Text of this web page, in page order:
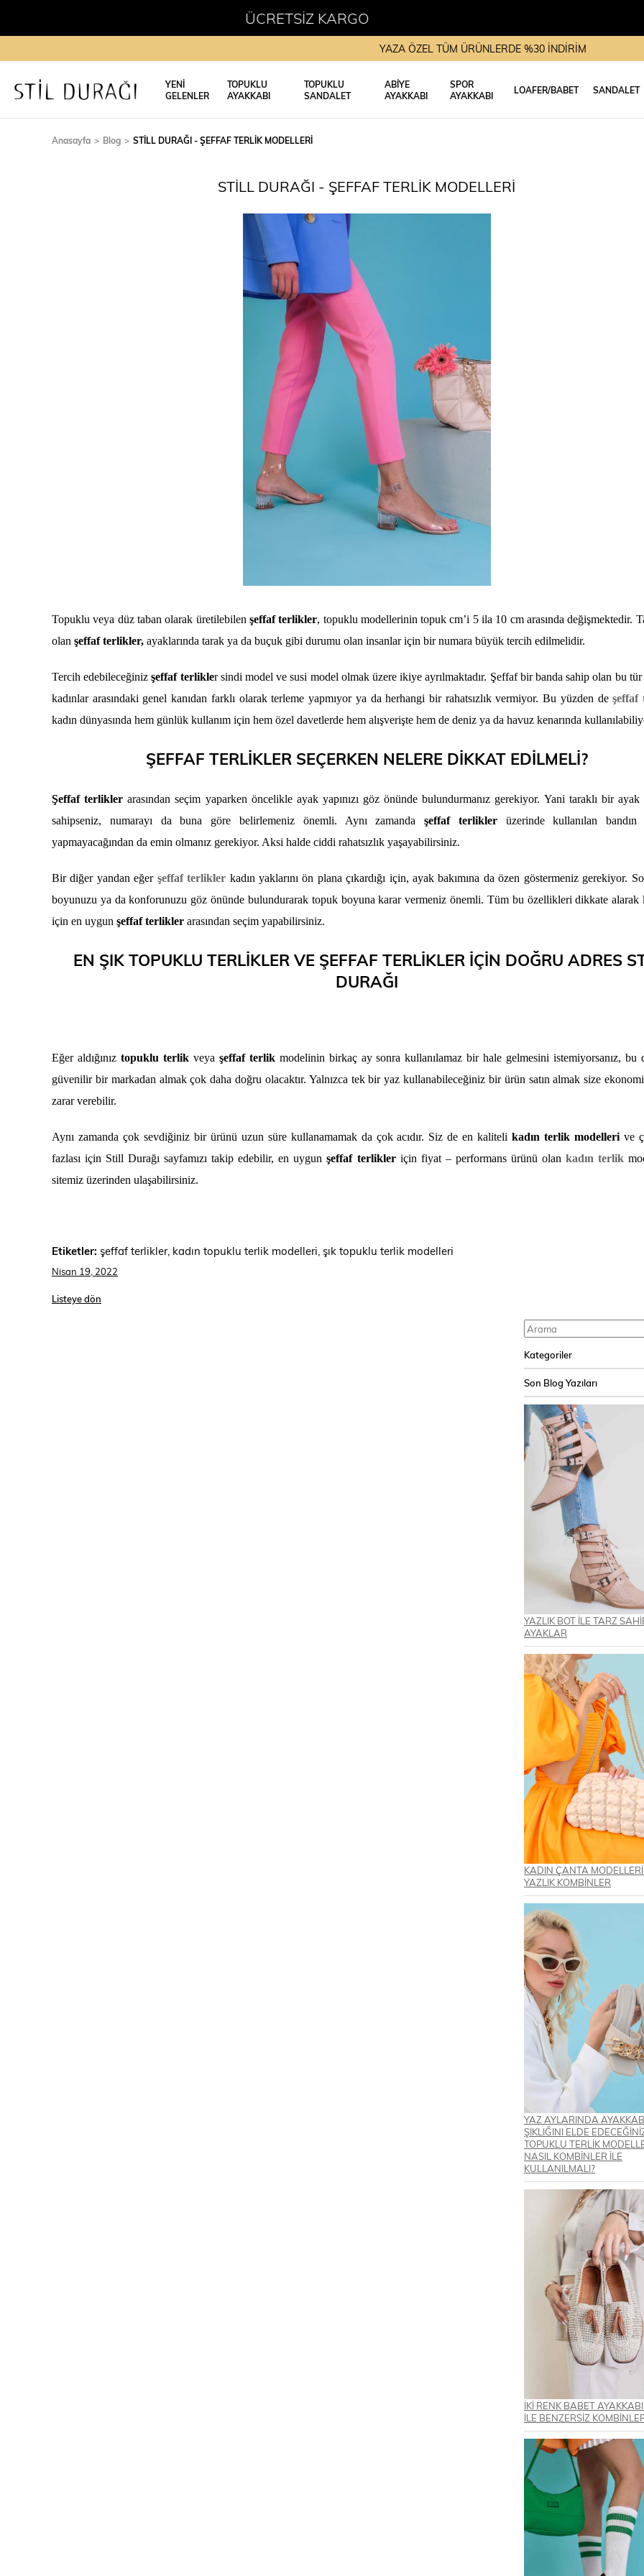
ÜCRETSİZ KARGO
YAZA ÖZEL TÜM ÜRÜNLERDE %30 İNDİRİM
YENİ
GELENLER
TOPUKLU
AYAKKABI
TOPUKLU
SANDALET
ABİYE
AYAKKABI
SPOR
AYAKKABI
LOAFER/BABET SANDALET
Anasayfa Blog STİLL DURAĞI - ŞEFFAF TERLİK MODELLERİ
STİLL DURAĞI - ŞEFFAF TERLİK MODELLERİ
Topuklu veya düz taban olarak üretilebilen şeffaf terlikler, topuklu modellerinin topuk cm’i 5 ila 10 cm arasında değişmektedir.
olan şeffaf terlikler, ayaklarında tarak ya da buçuk gibi durumu olan insanlar için bir numara büyük tercih edilmelidir.
Tercih edebileceğinizşeffaf terlikler sindi model ve susi model olmak üzere ikiye ayrılmaktadır. Şeffaf bir banda sahip olan bu
kadınlar arasındaki genel kanıdan farklı olarak terleme yapmıyor ya da herhangi bir rahatsızlık vermiyor. Bu yüzden deşeffaf
kadın dünyasında hem günlük kullanım için hem özel davetlerde hem alışverişte hem de deniz ya da havuz kenarında
ŞEFFAF TERLİKLER SEÇERKEN NELERE DİKKAT EDİLMELİ?
Şeffaf terlikler arasından seçim yaparken öncelikle ayak yapınızı göz önünde bulundurmanız gerekiyor. Yani taraklı bir ayak
sahipseniz, numarayı da buna göre belirlemeniz önemli. Aynı zamandaşeffaf terliklerüzerinde kullanılan bandın
yapmayacağından da emin olmanız gerekiyor. Aksi halde ciddi rahatsızlık yaşayabilirsiniz.
Bir diğer yandan eğer şeffaf terlikler kadın yaklarını ön plana çıkardığı için, ayak bakımına da özen göstermeniz gerekiyor.
boyunuzu ya da konforunuzu göz önünde bulundurarak topuk boyuna karar vermeniz önemli. Tüm bu özellikleri dikkate alarak
için en uygun şeffaf terlikler arasından seçim yapabilirsiniz.
EN ŞIK TOPUKLU TERLİKLER VE ŞEFFAF TERLİKLER İÇİN DOĞRU ADRES
DURAĞI
Eğer aldığınız topuklu terlikveya şeffaf terlikmodelinin birkaç ay sonra kullanılamaz bir hale gelmesini istemiyorsanız, bu
güvenilir bir markadan almak çok daha doğru olacaktır. Yalnızca tek bir yaz kullanabileceğiniz bir ürün satın almak size
zarar verebilir.
Aynı zamanda çok sevdiğiniz bir ürünü uzun süre kullanamamak da çok acıdır. Siz de en kalitelikadın terlik modelleri ve
fazlası için Still Durağı sayfamızı takip edebilir, en uygunşeffaf terlikler için fiyat – performans ürünü olan kadın terlik
sitemiz üzerinden ulaşabilirsiniz.
Etiketler: şeffaf terlikler, kadın topuklu terlik modelleri, şık topuklu terlik modelleri
Nisan 19, 2022
Listeye dön
Kategoriler
Son Blog Yazıları
YAZLIK BOT İLE TARZ
AYAKLAR
KADIN ÇANTA
YAZLIK KOMBİNLER
YAZ AYLARINDA
ŞIKLIĞINI ELDE
TOPUKLU TERLİK
NASIL KOMBİNLER İLE
KULLANILMALI?
İKİ RENK BABET
İLE BENZERSİZ